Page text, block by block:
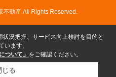
不動産 All Rights Reserved.
況把握、サービス向上検討を目的と
います。
ついて」 をご確認ください。
じる